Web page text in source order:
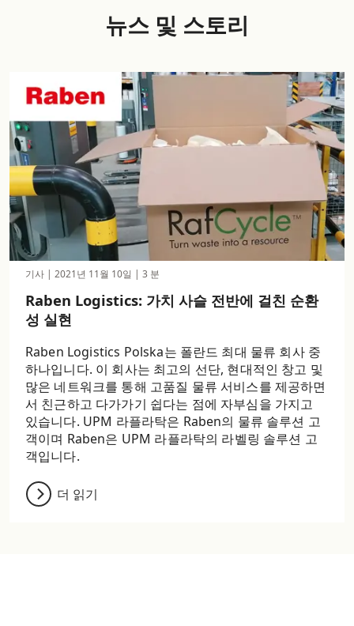
특수 표면용 라벨
장기 사용이 가능한 스캔 및 판독용 라벨
다중 라벨
뉴스 및 스토리
기사 | 2021년 11월 10일 | 3 분
Raben Logistics: 가치 사슬 전반에 걸친 순환
성 실현
Raben Logistics Polska는 폴란드 최대 물류 회사 중
하나입니다. 이 회사는 최고의 선단, 현대적인 창고 및
많은 네트워크를 통해 고품질 물류 서비스를 제공하면
서 친근하고 다가가기 쉽다는 점에 자부심을 가지고
있습니다. UPM 라플라탁은 Raben의 물류 솔루션 고
객이며 Raben은 UPM 라플라탁의 라벨링 솔루션 고
객입니다.
더 읽기